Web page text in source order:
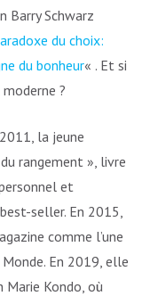
Barry Schwarz
du choix:
du bonheur« . Et si
?
la jeune
rangement », livre
et
seller. En 2015,
comme l’une
En 2019, elle
Marie Kondo, où